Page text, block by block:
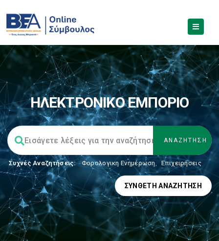
ΗΛΕΚΤΡΟΝΙΚΟ ΕΜΠΟΡΙΟ
Συχνές Αναζητήσεις: Φορολογικη Ενημέρωση, Επιχειρήσεις
ΣΎΝΘΕΤΗ ΑΝΑΖΉΤΗΣΗ